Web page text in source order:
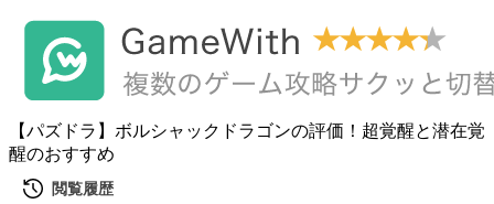
【パズドラ】ボルシャックドラゴンの評価！超覚醒と潜在覚
醒のおすすめ